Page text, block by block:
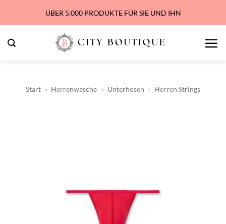
springen
ÜBER 5.000 PRODUKTE FÜR SIE UND IHN
Start » Herrenwäsche » Unterhosen » Herren Strings